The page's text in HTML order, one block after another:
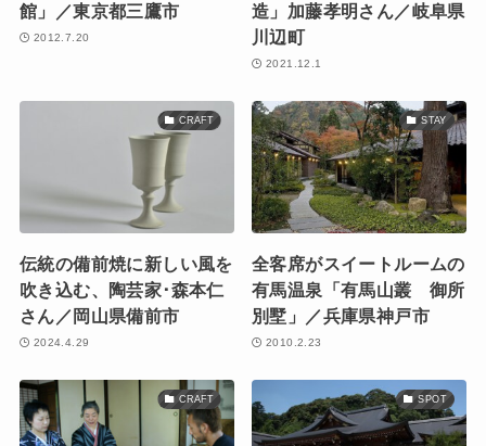
館」／東京都三鷹市
2012.7.20
造」加藤孝明さん／岐阜県
川辺町
2021.12.1
CRAFT
伝統の備前焼に新しい風を
吹き込む、陶芸家･森本仁
さん／岡山県備前市
2024.4.29
STAY
全客席がスイートルームの
有馬温泉「有馬山叢 御所
別墅」／兵庫県神戸市
2010.2.23
CRAFT SPOT